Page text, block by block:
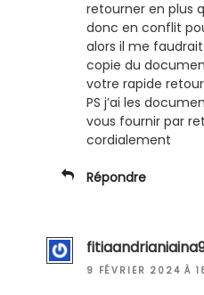
retourner en plus
donc en conflit
alors il me
copie du
votre rapide retour
PS j’ai les
vous fournir par
cordialement
Répondre
9 FÉVRIER 2024 À